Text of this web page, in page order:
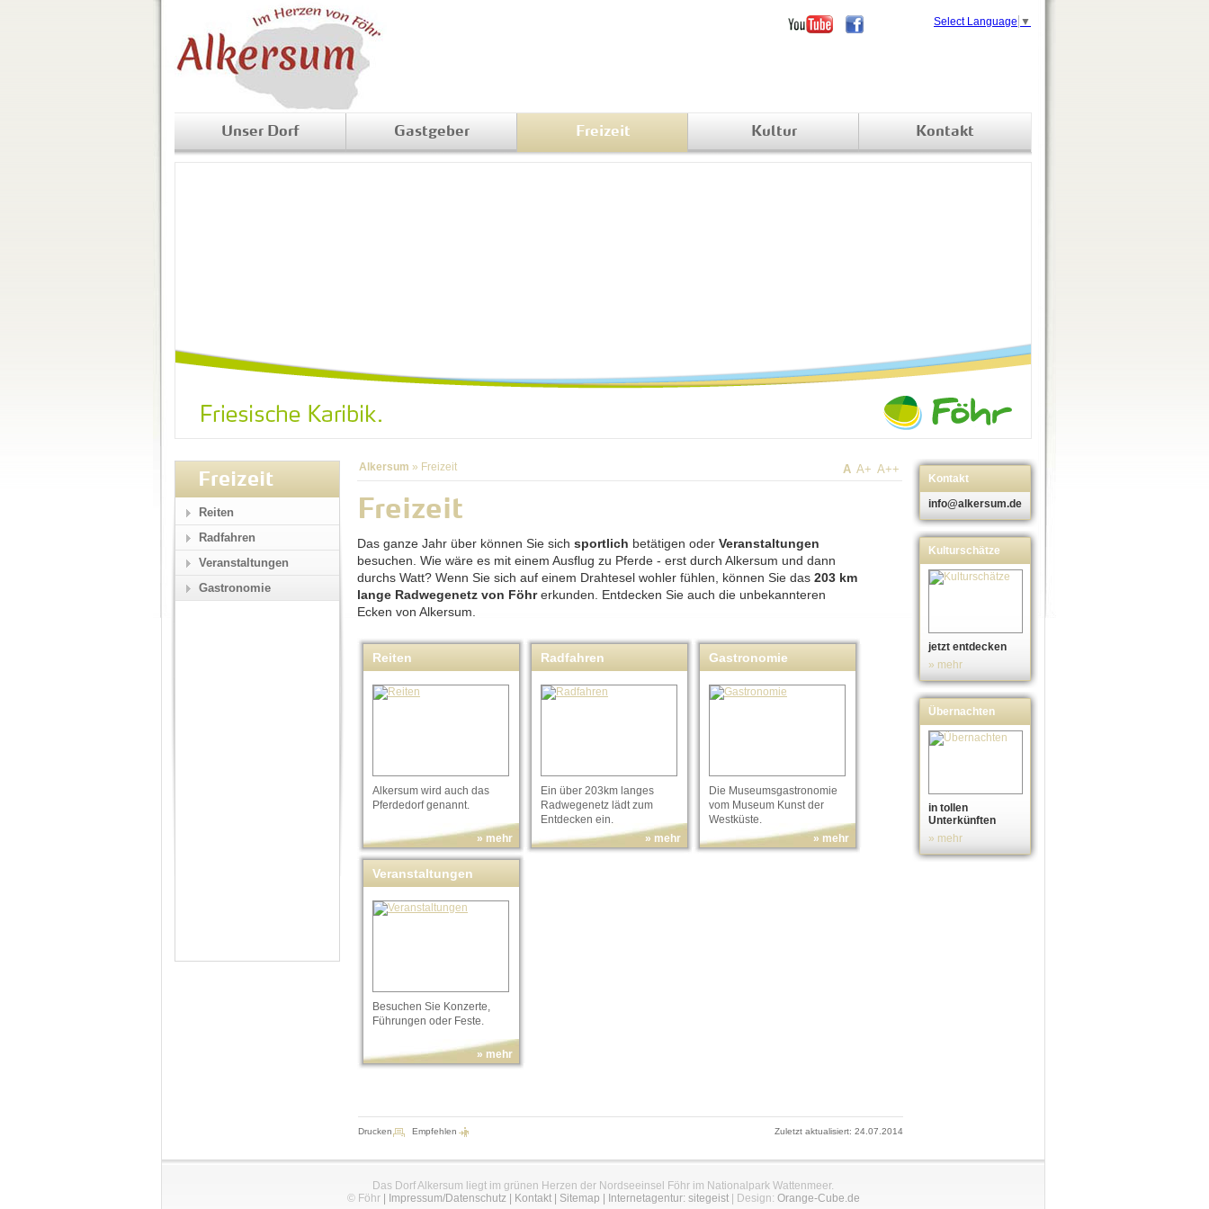
Unser Dorf Gastgeber Freizeit Kultur Kontakt
Alkersum » Freizeit A A+ A++
Freizeit
Das ganze Jahr über können Sie sich sportlich betätigen oder Veranstaltungen
besuchen. Wie wäre es mit einem Ausflug zu Pferde - erst durch Alkersum und dann
durchs Watt? Wenn Sie sich auf einem Drahtesel wohler fühlen, können Sie das 203 km
lange Radwegenetz von Föhrerkunden. Entdecken Sie auch die unbekannteren
Ecken von Alkersum.
Reiten
Alkersum wird auch das
Pferdedorf genannt.
» mehr
Radfahren
Ein über 203km langes
Radwegenetz lädt zum
Entdecken ein.
» mehr
Gastronomie
Die Museumsgastronomie
vom Museum Kunst der
Westküste.
» mehr
Veranstaltungen
Besuchen Sie Konzerte,
Führungen oder Feste.
» mehr
Kontakt
info@alkersum.de
Kulturschätze
jetzt entdecken
» mehr
Übernachten
in tollen
Unterkünften
» mehr
Freizeit
Reiten
Radfahren
Veranstaltungen
Gastronomie
Select Language ▼
Drucken Empfehlen Zuletzt aktualisiert: 24.07.2014
Das Dorf Alkersum liegt im grünen Herzen der Nordseeinsel Föhr im Nationalpark Wattenmeer.
© Föhr| Impressum/Datenschutz| Kontakt| Sitemap | Internetagentur: sitegeist| Design: Orange-Cube.de